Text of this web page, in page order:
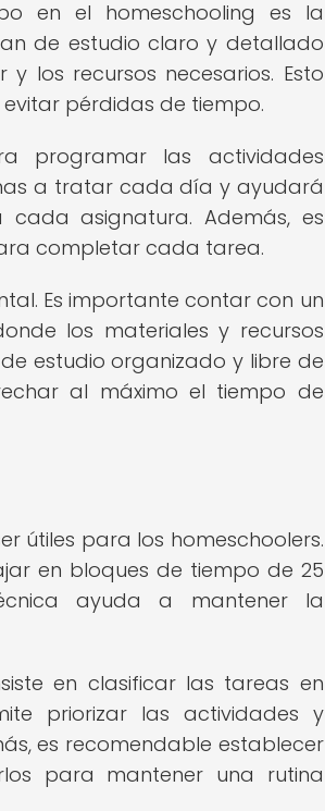
en el homeschooling es la
de estudio claro y detallado
los recursos necesarios. Esto
pérdidas de tiempo.
programar las actividades
a tratar cada día y ayudará
asignatura. Además, es
completar cada tarea.
Es importante contar con un
los materiales y recursos
estudio organizado y libre de
al máximo el tiempo de
útiles para los homeschoolers.
en bloques de tiempo de 25
ayuda a mantener la
en clasificar las tareas en
priorizar las actividades y
es recomendable establecer
para mantener una rutina